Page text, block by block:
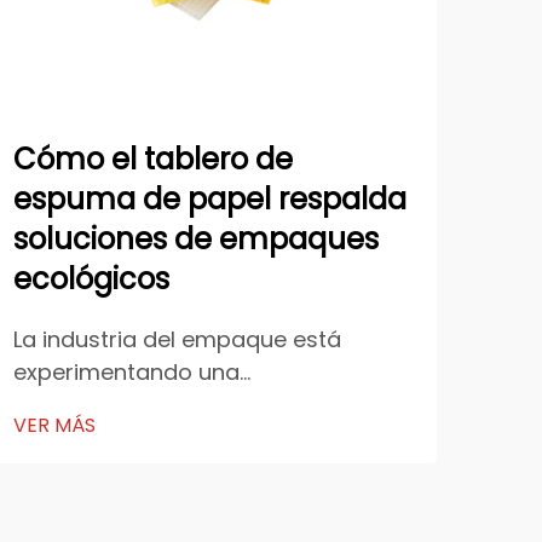
Cómo el tablero de
espuma de papel respalda
soluciones de empaques
ecológicos
La industria del empaque está
experimentando una
las empresas priorizan cada vez
VER MÁS